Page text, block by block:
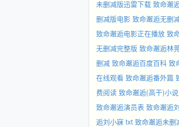
未删减版迅雷下载 致命邂
删减版电影 致命邂逅无删
致命邂逅电影正在播放 致
无删减完整版 致命邂逅林
删减 致命邂逅百度百科 致
在线观看 致命邂逅番外篇
费阅读 致命邂逅(高干)小说
致命邂逅演员表 致命邂逅
逅刘小寐 txt 致命邂逅未删